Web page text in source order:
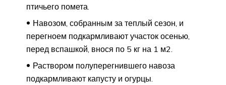
птичьего помета.
Навозом, собранным за теплый сезон, и
перегноем подкармливают участок осенью,
перед вспашкой, внося по 5 кг на 1 м2.
Раствором полуперегнившего навоза
подкармливают капусту и огурцы.